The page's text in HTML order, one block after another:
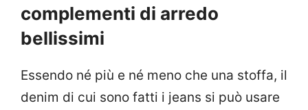
complementi di arredo
bellissimi
Essendo né più e né meno che una stoffa, il
denim di cui sono fatti i jeans si può usare